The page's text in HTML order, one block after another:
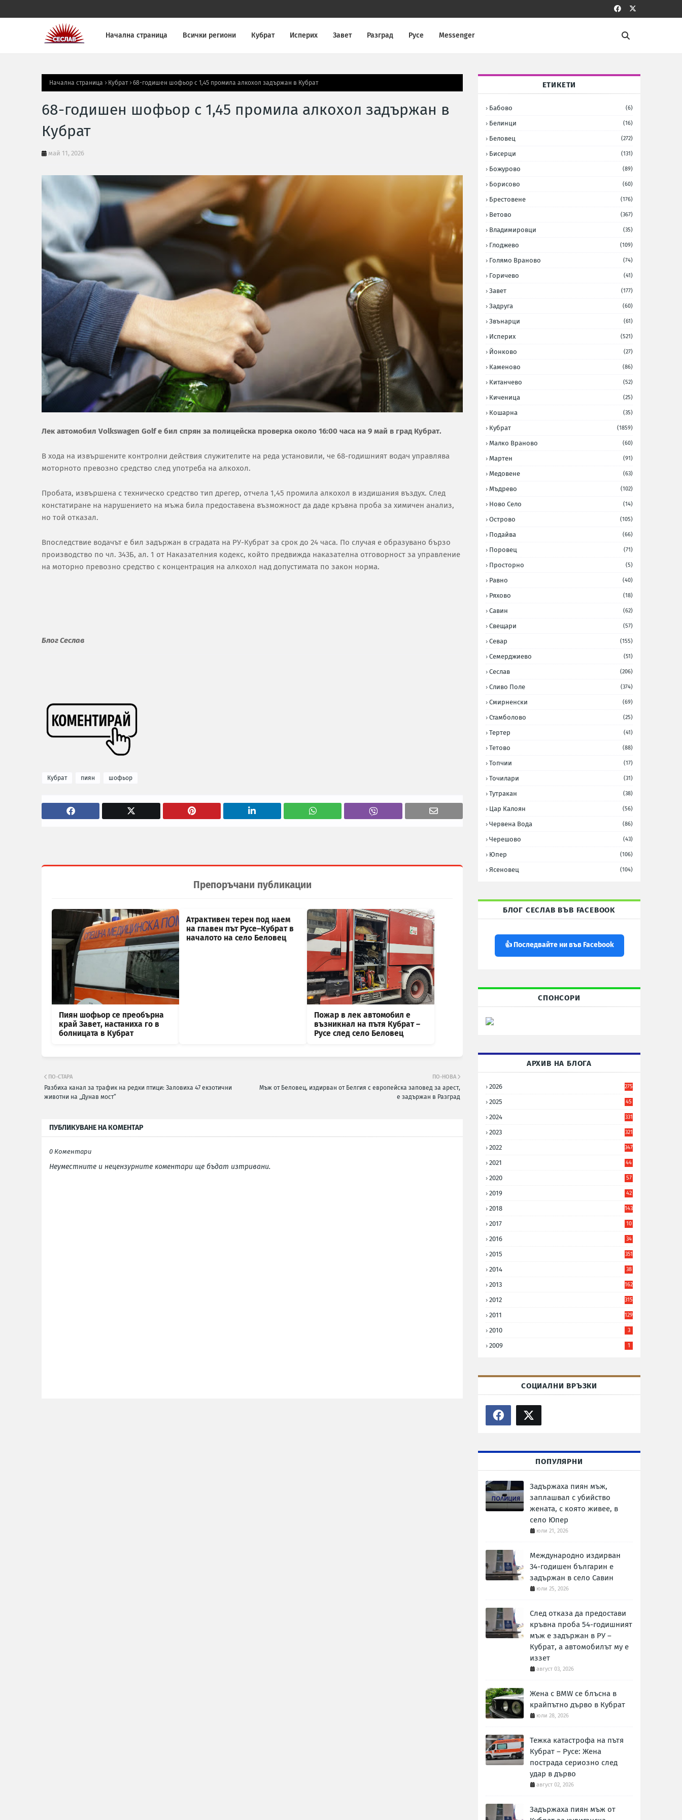
Начална страница Всички региони Кубрат Исперих Завет Разград Русе Messenger
Начална страница Кубрат 68-годишен шофьор с 1,45 промила алкохол задържан в Кубрат
68-годишен шофьор с 1,45 промила алкохол задържан в
Кубрат
май 11, 2026
Лек автомобил Volkswagen Golf е бил спрян за полицейска проверка около 16:00 часа на 9 май в град Кубрат.
В хода на извършените контролни действия служителите на реда установили, че 68-годишният водач управлява
моторното превозно средство след употреба на алкохол.
Пробата, извършена с техническо средство тип дрегер, отчела 1,45 промила алкохол в издишания въздух. След
констатиране на нарушението на мъжа била предоставена възможност да даде кръвна проба за химичен анализ,
но той отказал.
Впоследствие водачът е бил задържан в сградата на РУ-Кубрат за срок до 24 часа. По случая е образувано бързо
производство по чл. 343Б, ал. 1 от Наказателния кодекс, който предвижда наказателна отговорност за управление
на моторно превозно средство с концентрация на алкохол над допустимата по закон норма.
Блог Сеслав
Кубрат пиян шофьор
Препоръчани публикации
Пиян шофьор се преобърна
край Завет, настаниха го в
болницата в Кубрат
Атрактивен терен под наем
на главен път Русе–Кубрат в
началото на село Беловец
Пожар в лек автомобил е
възникнал на пътя Кубрат –
Русе след село Беловец
ПО-НОВА
Мъж от Беловец, издирван от Белгия с европейска заповед за арест,
е задържан в Разград
ПО-СТАРА
Разбиха канал за трафик на редки птици: Заловиха 47 екзотични
животни на „Дунав мост“
ПУБЛИКУВАНЕ НА КОМЕНТАР
0 Коментари
Неуместните и нецензурните коментари ще бъдат изтривани.
ЕТИКЕТИ
Бабово (6)
Белинци (16)
Беловец (272)
Бисерци (131)
Божурово (89)
Борисово (60)
Брестовене (176)
Ветово (367)
Владимировци (35)
Глоджево (109)
Голямо Враново (74)
Горичево (41)
Завет (177)
Задруга (60)
Звънарци (61)
Исперих (521)
Йонково (27)
Каменово (86)
Китанчево (52)
Киченица (25)
Кошарна (35)
Кубрат (1859)
Малко Враново (60)
Мартен (91)
Медовене (63)
Мъдрево (102)
Ново Село (14)
Острово (105)
Подайва (66)
Поровец (71)
Просторно (5)
Равно (40)
Ряхово (18)
Савин (62)
Свещари (57)
Севар (155)
Семерджиево (51)
Сеслав (206)
Сливо Поле (374)
Смирненски (69)
Стамболово (25)
Тертер (41)
Тетово (88)
Топчии (17)
Точилари (31)
Тутракан (38)
Цар Калоян (56)
Червена Вода (86)
Черешово (43)
Юпер (106)
Ясеновец (104)
БЛОГ СЕСЛАВ ВЪВ FACEBOOK
👍 Последвайте ни във Facebook
СПОНСОРИ
АРХИВ НА БЛОГА
2026 275
2025
45
2024 331
2023 321
2022 347
2021
44
2020
57
2019
42
2018 143
2017
10
2016
34
2015 351
2014
38
2013 162
2012 315
2011 129
2010 3
2009 1
СОЦИАЛНИ ВРЪЗКИ
ПОПУЛЯРНИ
Задържаха пиян мъж,
заплашвал с убийство
жената, с която живее, в
село Юпер
юли 21, 2026
Международно издирван
34-годишен българин е
задържан в село Савин
юли 25, 2026
След отказа да предостави
кръвна проба 54-годишният
мъж е задържан в РУ –
Кубрат, а автомобилът му е
иззет
август 03, 2026
Жена с BMW се блъсна в
крайпътно дърво в Кубрат
юли 28, 2026
Тежка катастрофа на пътя
Кубрат – Русе: Жена
пострада сериозно след
удар в дърво
август 02, 2026
Задържаха пиян мъж от